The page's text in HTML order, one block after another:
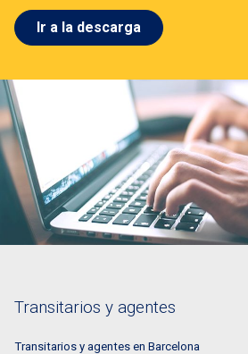
Ir a la descarga
Transitarios y agentes
Transitarios y agentes en Barcelona